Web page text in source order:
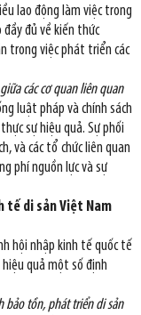
lao động làm việc trong
đầy đủ về kiến thức
trong việc phát triển các
các cơ quan liên quan
luật pháp và chính sách
sự hiệu quả. Sự phối
và các tổ chức liên quan
phí nguồn lực và sự
tế di sản Việt Nam
hội nhập kinh tế quốc tế
quả một số định
bảo tồn, phát triển di sản